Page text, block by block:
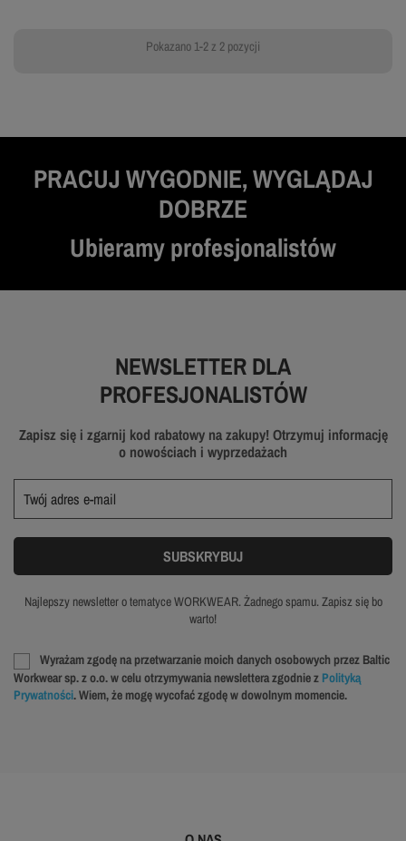
Pokazano 1-2 z 2 pozycji
PRACUJ WYGODNIE, WYGLĄDAJ
DOBRZE
Ubieramy profesjonalistów
NEWSLETTER DLA
PROFESJONALISTÓW
Zapisz się i zgarnij kod rabatowy na zakupy! Otrzymuj informację
o nowościach i wyprzedażach
Najlepszy newsletter o tematyce WORKWEAR. Żadnego spamu. Zapisz się bo
warto!
Wyrażam zgodę na przetwarzanie moich danych osobowych przez Baltic
Workwear sp. z o.o. w celu otrzymywania newslettera zgodnie z Polityką
Prywatności. Wiem, że mogę wycofać zgodę w dowolnym momencie.